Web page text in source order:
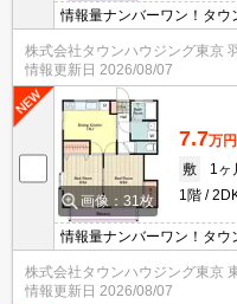
情報量ナンバーワン！タウ
株式会社タウンハウジング東京
情報更新日 2026/08/07
画像：31枚
7.7万円
敷
1ヶ
1階
情報量ナンバーワン！タウ
株式会社タウンハウジング東京
情報更新日 2026/08/07